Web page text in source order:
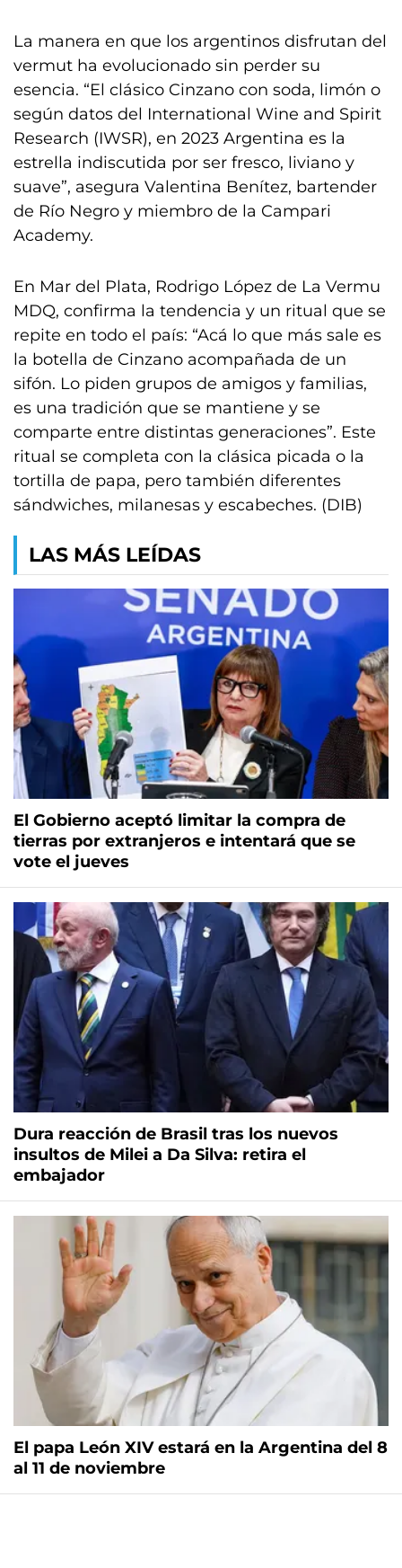
La manera en que los argentinos disfrutan del
vermut ha evolucionado sin perder su
esencia. “El clásico Cinzano con soda, limón o
según datos del International Wine and Spirit
Research (IWSR), en 2023 Argentina es la
estrella indiscutida por ser fresco, liviano y
suave”, asegura Valentina Benítez, bartender
de Río Negro y miembro de la Campari
Academy.
En Mar del Plata, Rodrigo López de La Vermu
MDQ, confirma la tendencia y un ritual que se
repite en todo el país: “Acá lo que más sale es
la botella de Cinzano acompañada de un
sifón. Lo piden grupos de amigos y familias,
es una tradición que se mantiene y se
comparte entre distintas generaciones”. Este
ritual se completa con la clásica picada o la
tortilla de papa, pero también diferentes
sándwiches, milanesas y escabeches. (DIB)
LAS MÁS LEÍDAS
El Gobierno aceptó limitar la compra de
tierras por extranjeros e intentará que se
vote el jueves
Dura reacción de Brasil tras los nuevos
insultos de Milei a Da Silva: retira el
embajador
El papa León XIV estará en la Argentina del 8
al 11 de noviembre